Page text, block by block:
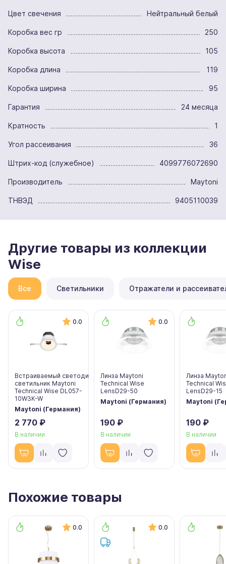
Цвет свечения Нейтральный белый
Коробка вес гр 250
Коробка высота 105
Коробка длина 119
Коробка ширина 95
Гарантия 24 месяца
Кратность 1
Угол рассеивания 36
Штрих-код (служебное) 4099776072690
Производитель Maytoni
ТНВЭД 9405110039
Другие товары из коллекции
Wise
Все Светильники Отражатели и
0.0
Встраиваемый светодиодный
светильник Maytoni
Technical Wise DL057-
10W3K-W
Maytoni (Германия)
2 770 ₽
В наличии
0.0
Линза Maytoni
Technical Wise
LensD29-50
Maytoni (Германия)
190 ₽
В наличии
Линза
Technical
LensD29-15
Maytoni
190 ₽
В наличии
Похожие товары
0.0 0.0